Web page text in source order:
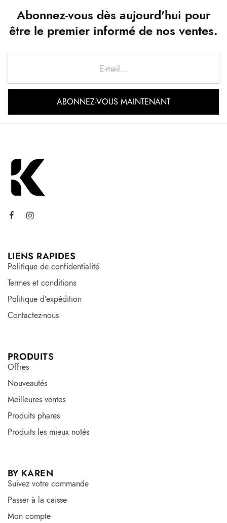
Abonnez-vous dès aujourd'hui pour
être le premier informé de nos ventes.
LIENS RAPIDES
Politique de confidentialité
Termes et conditions
Politique d’expédition
Contactez-nous
PRODUITS
Offres
Nouveautés
Meilleures ventes
Produits phares
Produits les mieux notés
BY KAREN
Suivez votre commande
Passer à la caisse
Mon compte